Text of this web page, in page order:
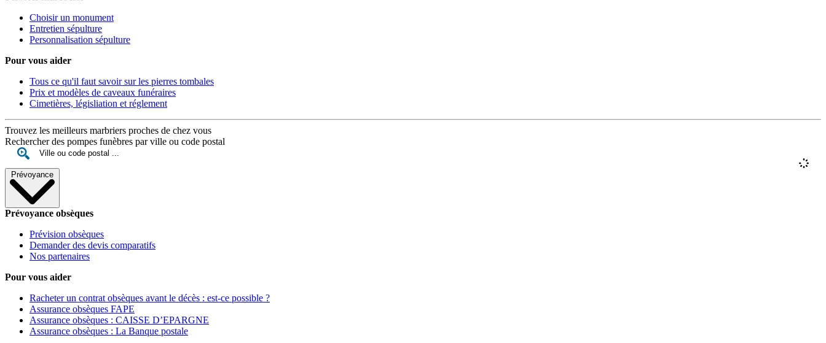
Choisir un monument
Entretien sépulture
Personnalisation sépulture
Pour vous aider
Tous ce qu'il faut savoir sur les pierres tombales
Prix et modèles de caveaux funéraires
Cimetières, législiation et réglement
Trouvez les meilleurs marbriers proches de chez vous
Rechercher des pompes funèbres par ville ou code postal
Prévoyance
Prévoyance obsèques
Prévision obsèques
Demander des devis comparatifs
Nos partenaires
Pour vous aider
Racheter un contrat obsèques avant le décès : est-ce possible ?
Assurance obsèques FAPE
Assurance obsèques : CAISSE D’EPARGNE
Assurance obsèques : La Banque postale